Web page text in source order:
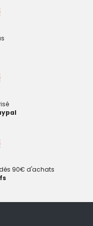
dès 90€ d'achats